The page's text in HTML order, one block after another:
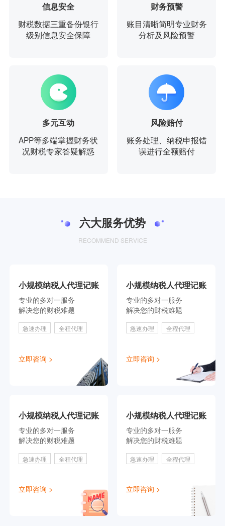
信息安全
财税数据三重备份银行
级别信息安全保障
财务预警
账目清晰简明专业财务
分析及风险预警
多元互动
APP等多端掌握财务状
况财税专家答疑解惑
风险赔付
账务处理、纳税申报错
误进行全额赔付
六大服务优势
RECOMMEND SERVICE
小规模纳税人代理记账
专业的多对一服务
解决您的财税难题
急速办理 全程代理
立即咨询 >
小规模纳税人代理记账
专业的多对一服务
解决您的财税难题
急速办理 全程代理
立即咨询 >
小规模纳税人代理记账
专业的多对一服务
解决您的财税难题
急速办理 全程代理
立即咨询 >
小规模纳税人代理记账
专业的多对一服务
解决您的财税难题
急速办理 全程代理
立即咨询 >